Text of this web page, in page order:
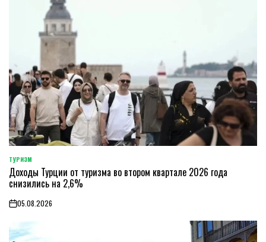
POSTED
IN
ТУРИЗМ
Доходы Турции от туризма во втором квартале 2026 года
снизились на 2,6%
on05.08.2026